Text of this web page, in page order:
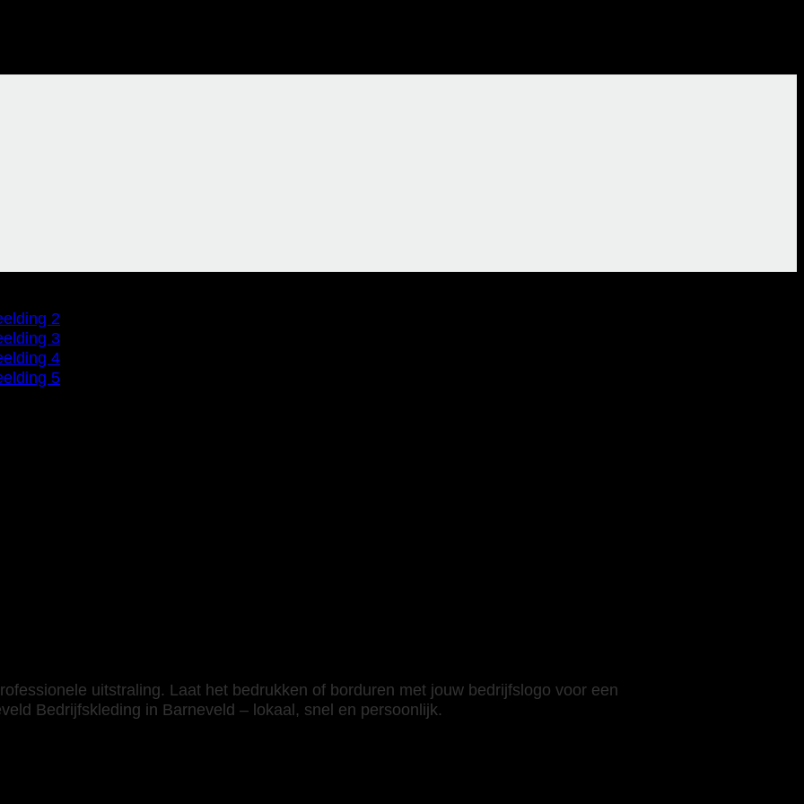
Mouw Dames ink
uitstraling. Laat het bedrukken of borduren met jouw bedrijfslogo voor een
Bedrijfskleding in Barneveld – lokaal, snel en persoonlijk.